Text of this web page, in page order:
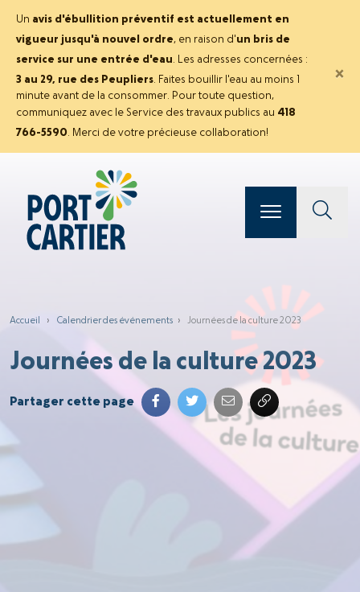
Un avis d'ébullition préventif est actuellement en
vigueur jusqu'à nouvel ordre, en raison d'un bris de
service sur une entrée d'eau. Les adresses concernées :
3 au 29, rue des Peupliers. Faites bouillir l'eau au moins 1
minute avant de la consommer. Pour toute question,
communiquez avec le Service des travaux publics au 418
766-5590. Merci de votre précieuse collaboration!
×
Accueil › Calendrier des événements › Journées de la culture 2023
Journées de la culture 2023
Partager cette page